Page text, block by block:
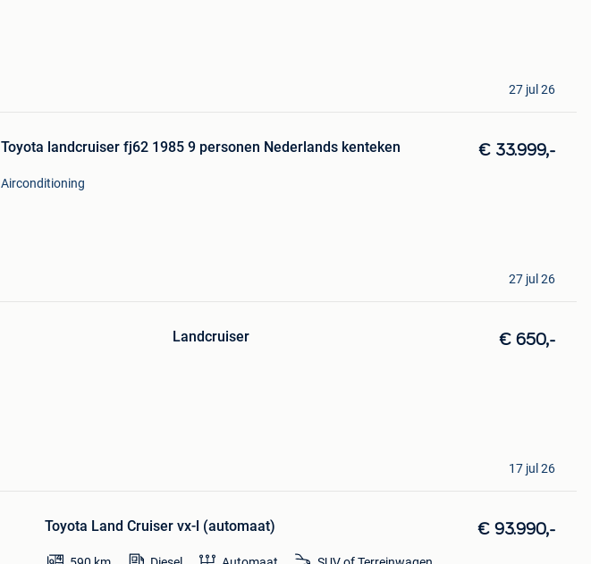
27 jul 26
Toyota landcruiser fj62 1985 9 personen Nederlands kenteken € 33.999,-
Airconditioning
27 jul 26
Landcruiser € 650,-
17 jul 26
Toyota Land Cruiser vx-l (automaat) € 93.990,-